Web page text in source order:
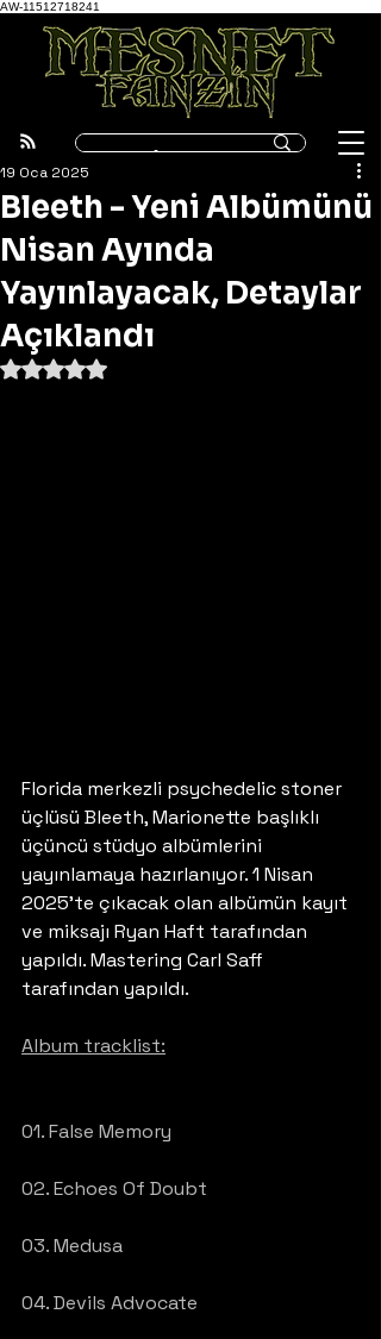
AW-11512718241
Bleeth - Yeni Albümünü
Nisan Ayında
Yayınlayacak, Detaylar
Açıklandı
19 Oca 2025
5 üzerinden NaN yıldız
Florida merkezli psychedelic stoner
üçlüsü Bleeth, Marionette başlıklı
üçüncü stüdyo albümlerini
yayınlamaya hazırlanıyor. 1 Nisan
2025'te çıkacak olan albümün kayıt
ve miksajı Ryan Haft tarafından
yapıldı. Mastering Carl Saff
tarafından yapıldı.
Album tracklist:
01. False Memory
02. Echoes Of Doubt
03. Medusa
04. Devils Advocate